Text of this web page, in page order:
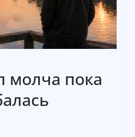
молча пока